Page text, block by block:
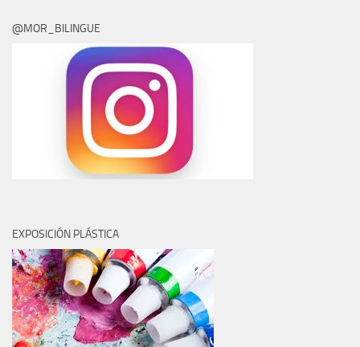
@MOR_BILINGUE
EXPOSICIÓN PLÁSTICA